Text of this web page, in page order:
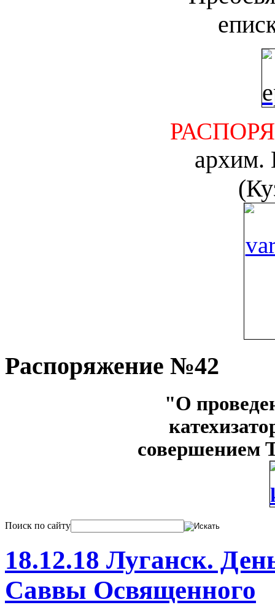
архим.
Распоряжение №42
"О
совершением
Поиск по сайту
18.12.18 Луганск.
Саввы Освященного